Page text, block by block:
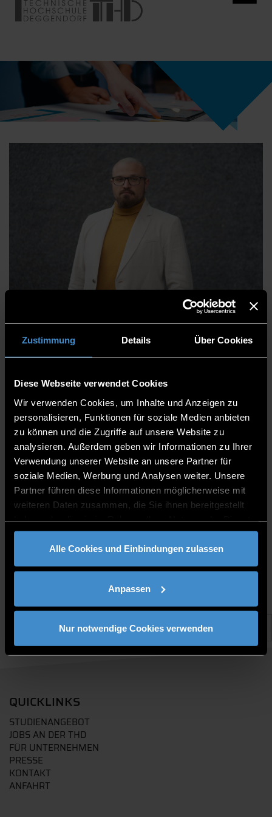
Zustimmung Details Über Cookies
Diese Webseite verwendet Cookies
Wir verwenden Cookies, um Inhalte und Anzeigen zu
personalisieren, Funktionen für soziale Medien anbieten
zu können und die Zugriffe auf unsere Website zu
analysieren. Außerdem geben wir Informationen zu Ihrer
Verwendung unserer Website an unsere Partner für
soziale Medien, Werbung und Analysen weiter. Unsere
Partner führen diese Informationen möglicherweise mit
weiteren Daten zusammen, die Sie ihnen bereitgestellt
gesammelt haben.
Alle Cookies und Einbindungen zulassen
Anpassen
Nur notwendige Cookies verwenden
Sebastian Müller-
McIntosh
IT-Zentrum
Servicemanagement
Referatsleiter
ITC2+ 2. Stock
0991/3615-123
QUICKLINKS
STUDIENANGEBOT
JOBS AN DER THD
FÜR UNTERNEHMEN
PRESSE
KONTAKT
ANFAHRT